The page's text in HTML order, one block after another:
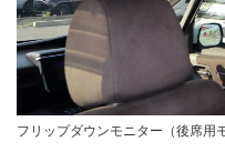
フリップダウンモニター（後席用